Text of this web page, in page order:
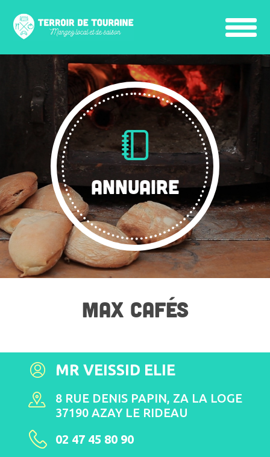
ANNUAIRE
MAX CAFÉS
MR VEISSID ELIE
8 RUE DENIS PAPIN, ZA LA LOGE
37190 AZAY LE RIDEAU
02 47 45 80 90